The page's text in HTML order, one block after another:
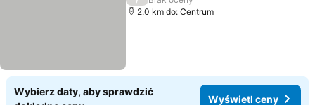
2.0 km do: Centrum
Wybierz daty, aby sprawdzić
Wyświetl ceny